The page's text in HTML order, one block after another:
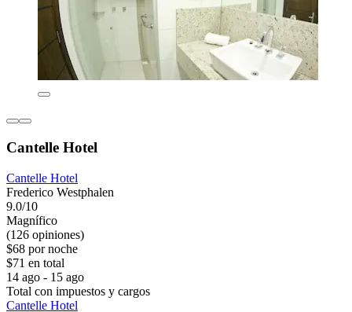
Cantelle Hotel
Cantelle Hotel
Frederico Westphalen
9.0/10
Magnífico
(126 opiniones)
$68 por noche
$71 en total
14 ago - 15 ago
Total con impuestos y cargos
Cantelle Hotel